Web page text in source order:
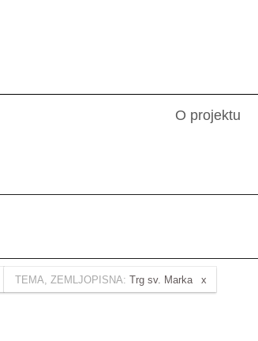
O projektu
TEMA, ZEMLJOPISNA: Trg sv. Marka